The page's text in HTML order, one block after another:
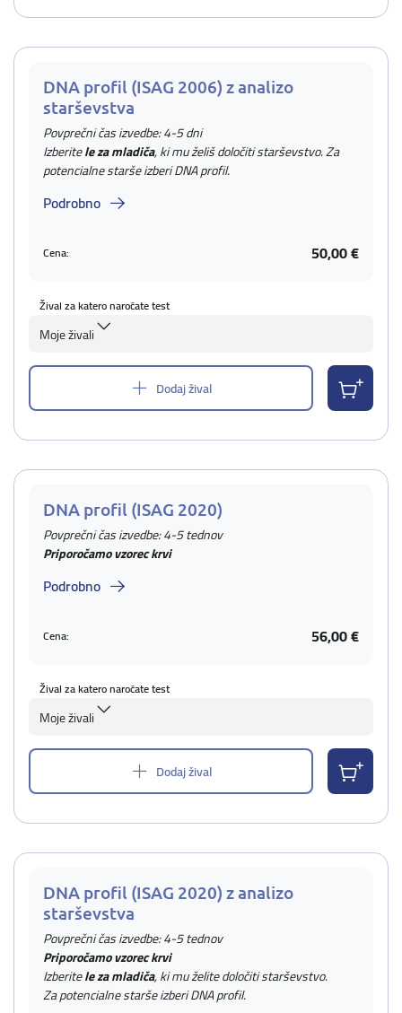
DNA profil (ISAG 2006) z analizo
starševstva
Povprečni čas izvedbe: 4-5 dni
Izberitele za mladiča, ki mu želiš določiti starševstvo. Za
potencialne starše izberi DNA profil.
Podrobno
Cena: 50,00 €
Žival za katero naročate test
Moje živali
Dodaj žival
DNA profil (ISAG 2020)
Povprečni čas izvedbe: 4-5 tednov
Priporočamo vzorec krvi
Podrobno
Cena: 56,00 €
Žival za katero naročate test
Moje živali
Dodaj žival
DNA profil (ISAG 2020) z analizo
starševstva
Povprečni čas izvedbe: 4-5 tednov
Priporočamo vzorec krvi
Izberitele za mladiča, ki mu želite določiti starševstvo.
Za potencialne starše izberi DNA profil.